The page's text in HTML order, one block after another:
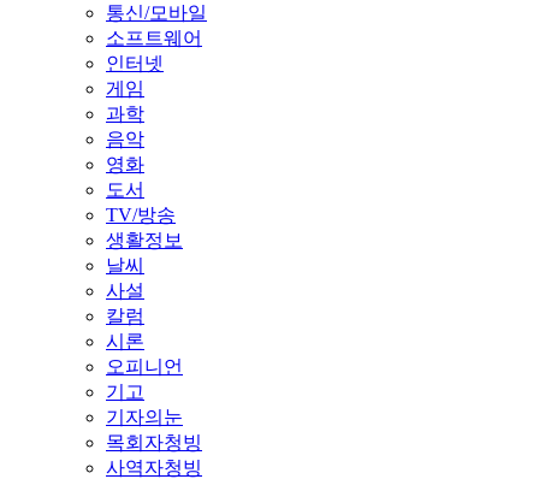
통신/모바일
소프트웨어
인터넷
게임
과학
음악
영화
도서
TV/방송
생활정보
날씨
사설
칼럼
시론
오피니언
기고
기자의눈
목회자청빙
사역자청빙